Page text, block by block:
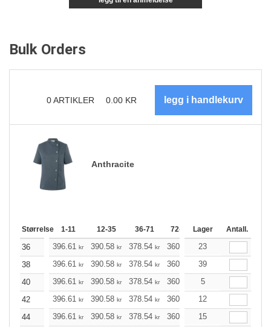
Bulk Orders
0ARTIKLER 0.00 KR
Anthracite
Størrelse 1-11 12-35 36-71 72-143 144-287
Lager Antall.
36 396.61 kr 390.58 kr 378.54 kr 360.48 342.53
23
38
396.61 kr 390.58 kr 378.54 kr 360.48 342.53
39
40
396.61 kr 390.58 kr 378.54 kr 360.48
5
42
396.61 kr 390.58 kr 378.54 kr 360.48 342.53
12
44
396.61 kr 390.58 kr 378.54 kr 360.48 342.53
15